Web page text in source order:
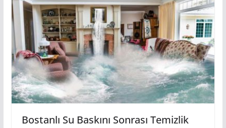
Bostanlı Su Baskını Sonrası Temizlik